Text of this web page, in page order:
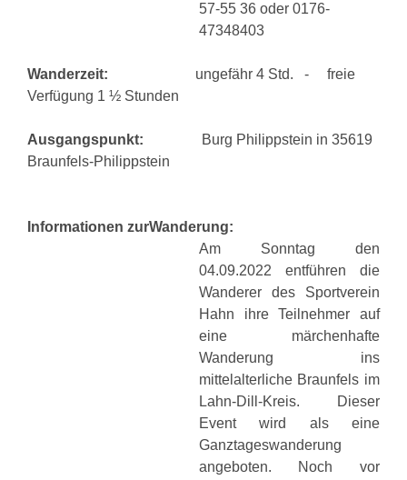
57-55 36 oder 0176-
47348403
Wanderzeit:
ungefähr 4 Std. - freie
Verfügung 1 ½ Stunden
Ausgangspunkt: Burg Philippstein in 35619
Braunfels-Philippstein
Informationen zurWanderung:
Am Sonntag den
04.09.2022 entführen die
Wanderer des Sportverein
Hahn ihre Teilnehmer auf
eine märchenhafte
Wanderung ins
mittelalterliche Braunfels im
Lahn-Dill-Kreis. Dieser
Event wird als eine
Ganztageswanderung
angeboten. Noch vor